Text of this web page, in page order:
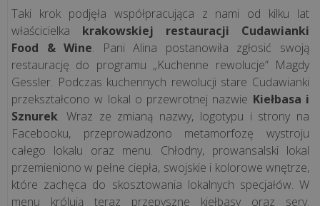
cukrowej
a
kasa
fiskalna
-
czy
jest
obowiązkow...
wszystkie
artykuły
Taki krok podjęła współpracująca z nami od kilku lat
właścicielka krakowskiej restauracji Cudawianki
Food & Wine. Pani Alina postanowiła zgłosić swoją
restaurację do programu „Kuchenne rewolucje” Magdy
Gessler. Podczas kuchennych rewolucji stare Cudawianki
przekształcono w lokal o przewrotnej nazwie Kiełbasa i
Sznurek. Wraz ze zmianą nazwy, logotypu i strony na
Facebooku, przeprowadzono metamorfozę wystroju
całego lokalu oraz menu. Chłodny, prowansalski lokal
przemieniono w pełne ciepła, swojskie i kolorowe wnętrze,
które zachęca do skosztowania lokalnych specjałów. W
menu królują teraz przepyszne kiełbasy oraz sery.